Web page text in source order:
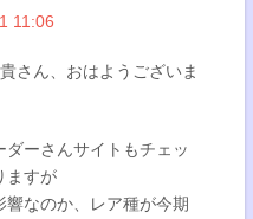
11:06
さん、おはようございま
ダーさんサイトもチェッ
ますが
響なのか、レア種が今期